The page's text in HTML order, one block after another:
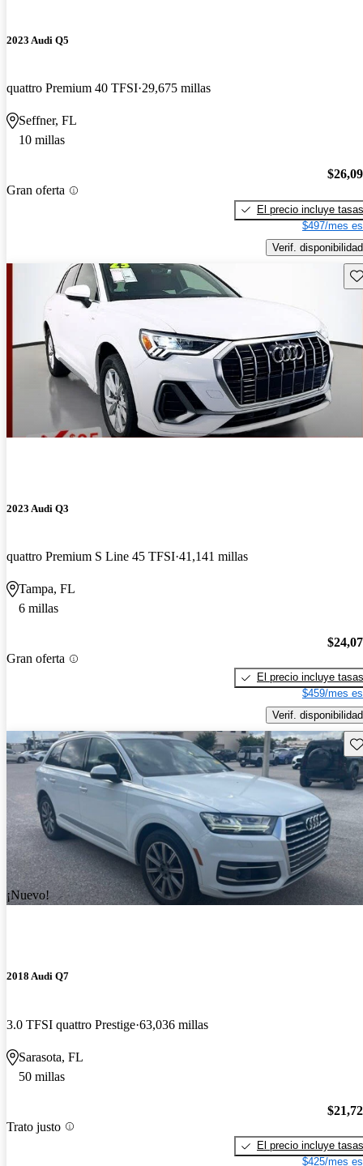
2023 Audi Q5
quattro Premium 40 TFSI 29,675 millas
Seffner, FL
10 millas
Gran oferta
El precio incluye tasas
$497/mes
Verif. disponibilidad
2023 Audi Q3
quattro Premium S Line 45 TFSI 41,141 millas
Tampa, FL
6 millas
Gran oferta
El precio incluye tasas
$459/mes
Verif. disponibilidad
¡Nuevo!
2018 Audi Q7
3.0 TFSI quattro Prestige 63,036 millas
Sarasota, FL
50 millas
Trato justo
El precio incluye tasas
$425/mes